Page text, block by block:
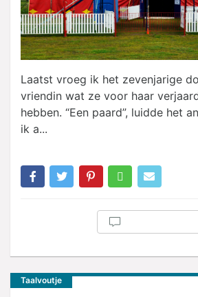
Laatst vroeg ik het zevenjarige
vriendin wat ze voor haar
hebben. “Een paard”, luidde het
ik a...
Taalvoutje